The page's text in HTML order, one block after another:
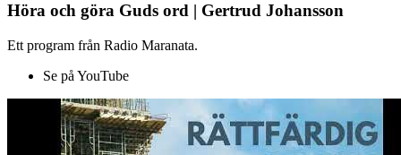
Höra och göra Guds ord | Gertrud Johansson
Ett program från Radio Maranata.
Se på YouTube